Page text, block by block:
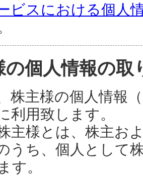
ビスにおける個人
の個人情報の
株主様の個人情報
利用致します。
主様とは、株主お
うち、個人として
す。